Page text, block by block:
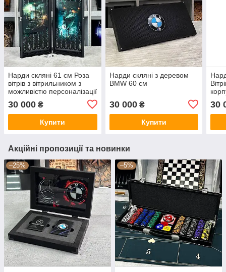
Нарди скляні 61 см Роза
вітрів з вітрильником з
можливістю персоналізації
30 000 ₴
Купити
Нарди скляні з деревом
BMW 60 см
30 000₴
Купити
30
Акційні пропозиції та новинки
–25% –5%